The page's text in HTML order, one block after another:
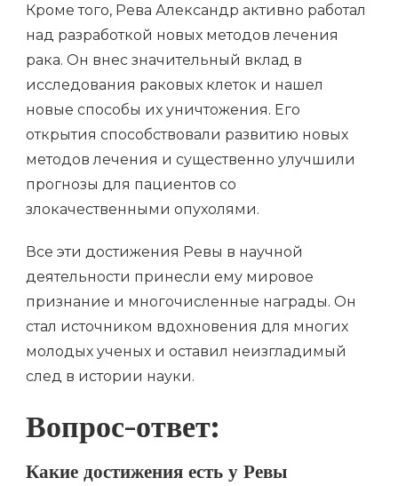
Кроме того, Рева Александр активно работал
над разработкой новых методов лечения
рака. Он внес значительный вклад в
исследования раковых клеток и нашел
новые способы их уничтожения. Его
открытия способствовали развитию новых
методов лечения и существенно улучшили
прогнозы для пациентов со
злокачественными опухолями.
Все эти достижения Ревы в научной
деятельности принесли ему мировое
признание и многочисленные награды. Он
стал источником вдохновения для многих
молодых ученых и оставил неизгладимый
след в истории науки.
Вопрос-ответ:
Какие достижения есть у Ревы